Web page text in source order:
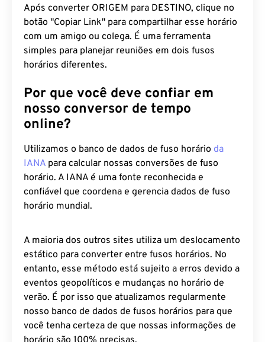
Após converter ORIGEM para DESTINO, clique no
botão "Copiar Link" para compartilhar esse horário
com um amigo ou colega. É uma ferramenta
simples para planejar reuniões em dois fusos
horários diferentes.
Por que você deve confiar em
nosso conversor de tempo
online?
Utilizamos o banco de dados de fuso horário da
IANA para calcular nossas conversões de fuso
horário. A IANA é uma fonte reconhecida e
confiável que coordena e gerencia dados de fuso
horário mundial.
A maioria dos outros sites utiliza um deslocamento
estático para converter entre fusos horários. No
entanto, esse método está sujeito a erros devido a
eventos geopolíticos e mudanças no horário de
verão. É por isso que atualizamos regularmente
nosso banco de dados de fusos horários para que
você tenha certeza de que nossas informações de